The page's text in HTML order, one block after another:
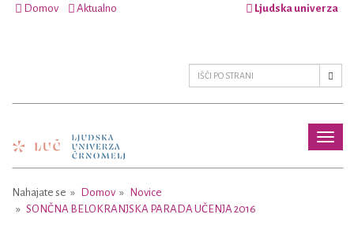
Domov Aktualno Ljudska univerza
Nahajate se Domov
Novice
SONČNA BELOKRANJSKA PARADA UČENJA 2016